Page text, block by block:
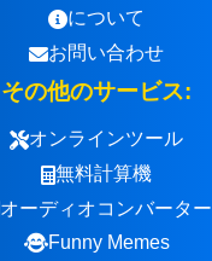
について
お問い合わせ
その他のサービス:
オンラインツール
無料計算機
オーディオコンバーター
Funny Memes